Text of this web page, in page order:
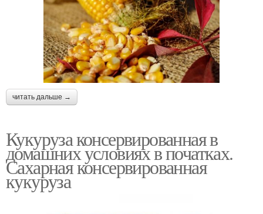
читать дальше →
Кукуруза консервированная в
домашних условиях в початках.
Сахарная консервированная
кукуруза